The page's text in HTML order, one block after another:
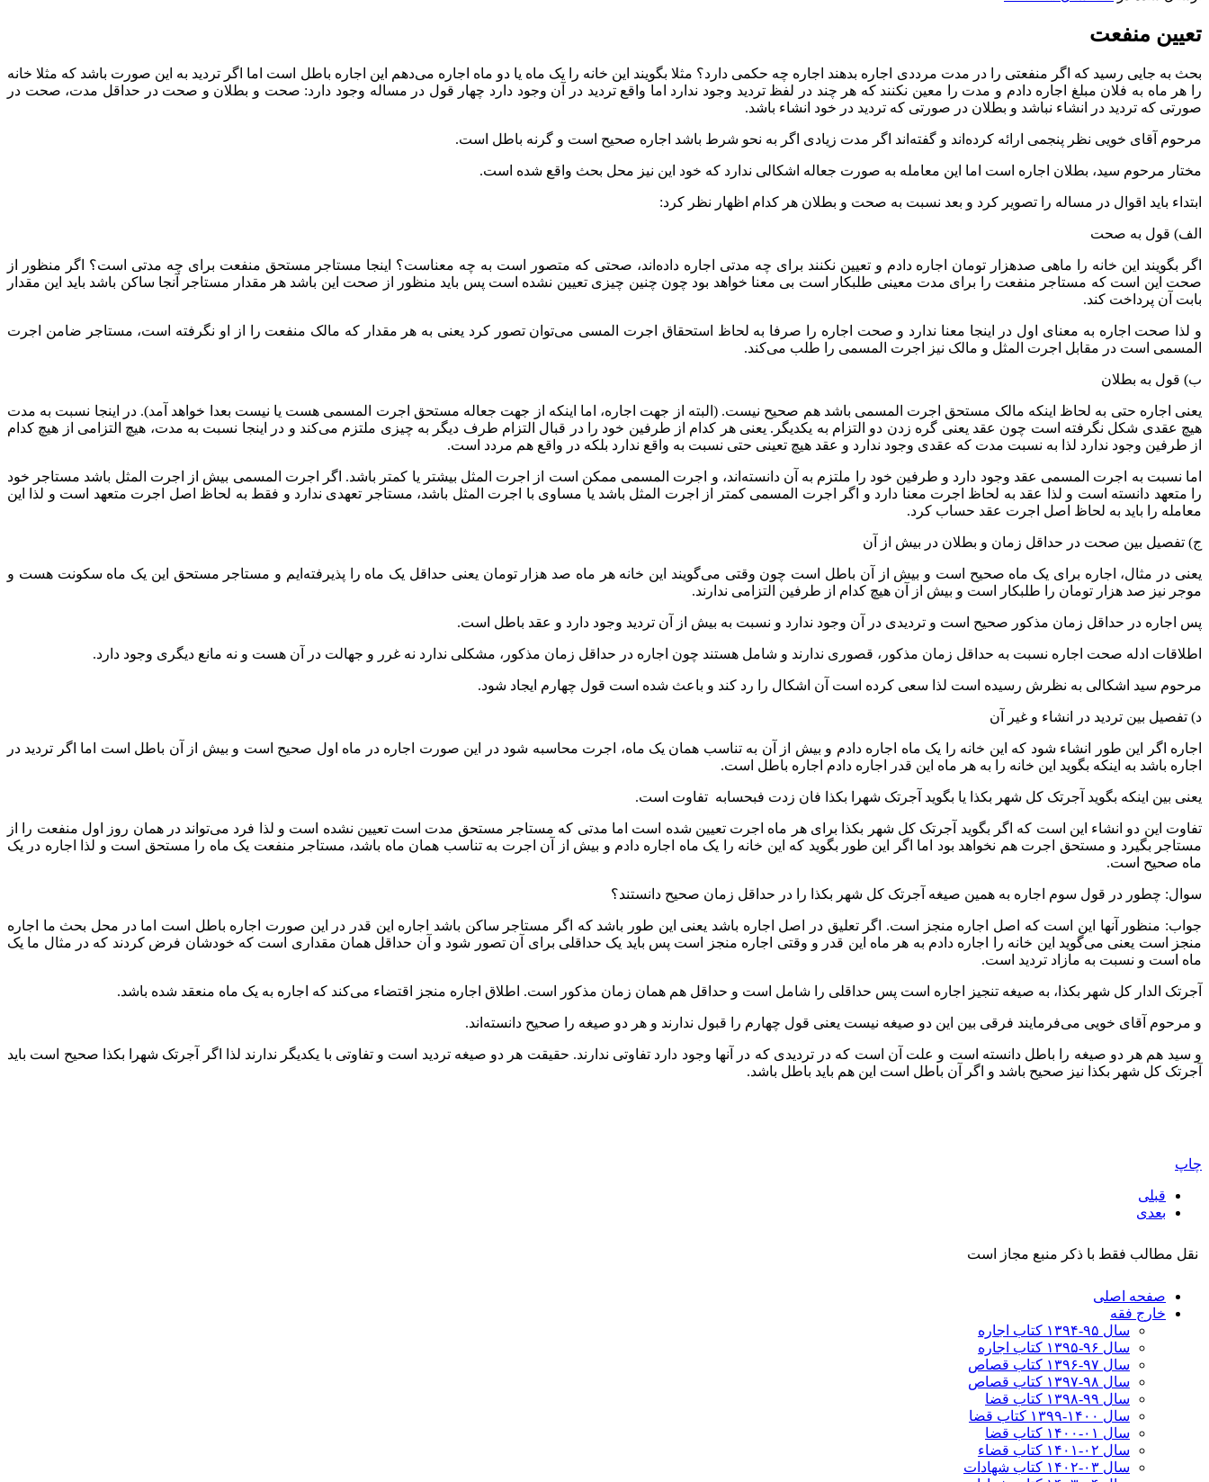
تعیین منفعت
بحث به جایی رسید که اگر منفعتی را در مدت مرددی اجاره بدهند اجاره چه حکمی دارد؟ مثلا بگویند این خانه را یک ماه یا دو ماه اجاره می‌دهم این اجاره باطل است اما اگر تردید به این صورت باشد که مثلا خانه
را هر ماه به فلان مبلغ اجاره دادم و مدت را معین نکنند که هر چند در لفظ تردید وجود ندارد اما واقع تردید در آن وجود دارد چهار قول در مساله وجود دارد: صحت و بطلان و صحت در حداقل مدت، صحت در
صورتی که تردید در انشاء نباشد و بطلان در صورتی که تردید در خود انشاء باشد.
مرحوم آقای خویی نظر پنجمی ارائه کرده‌اند و گفته‌اند اگر مدت زیادی اگر به نحو شرط باشد اجاره صحیح است و گرنه باطل است.
مختار مرحوم سید، بطلان اجاره است اما این معامله به صورت جعاله اشکالی ندارد که خود این نیز محل بحث واقع شده است.
ابتداء باید اقوال در مساله را تصویر کرد و بعد نسبت به صحت و بطلان هر کدام اظهار نظر کرد:
الف) قول به صحت
اگر بگویند این خانه را ماهی صدهزار تومان اجاره دادم و تعیین نکنند برای چه مدتی اجاره داده‌اند، صحتی که متصور است به چه معناست؟ اینجا مستاجر مستحق منفعت برای چه مدتی است؟ اگر منظور از
صحت این است که مستاجر منفعت را برای مدت معینی طلبکار است بی معنا خواهد بود چون چنین چیزی تعیین نشده است پس باید منظور از صحت این باشد هر مقدار مستاجر آنجا ساکن باشد باید این مقدار
بابت آن پرداخت کند.
و لذا صحت اجاره به معنای اول در اینجا معنا ندارد و صحت اجاره را صرفا به لحاظ استحقاق اجرت المسی می‌توان تصور کرد یعنی به هر مقدار که مالک منفعت را از او نگرفته است، مستاجر ضامن اجرت
المسمی است در مقابل اجرت المثل و مالک نیز اجرت المسمی را طلب می‌کند.
ب) قول به بطلان
یعنی اجاره حتی به لحاظ اینکه مالک مستحق اجرت المسمی باشد هم صحیح نیست. (البته از جهت اجاره، اما اینکه از جهت جعاله مستحق اجرت المسمی هست یا نیست بعدا خواهد آمد). در اینجا نسبت به مدت
هیچ عقدی شکل نگرفته است چون عقد یعنی گره زدن دو التزام به یکدیگر. یعنی هر کدام از طرفین خود را در قبال التزام طرف دیگر به چیزی ملتزم می‌کند و در اینجا نسبت به مدت، هیچ التزامی از هیچ کدام
از طرفین وجود ندارد لذا به نسبت مدت که عقدی وجود ندارد و عقد هیچ تعینی حتی نسبت به واقع ندارد بلکه در واقع هم مردد است.
اما نسبت به اجرت المسمی عقد وجود دارد و طرفین خود را ملتزم به آن دانسته‌اند، و اجرت المسمی ممکن است از اجرت المثل بیشتر یا کمتر باشد. اگر اجرت المسمی بیش از اجرت المثل باشد مستاجر خود
را متعهد دانسته است و لذا عقد به لحاظ اجرت معنا دارد و اگر اجرت المسمی کمتر از اجرت المثل باشد یا مساوی با اجرت المثل باشد، مستاجر تعهدی ندارد و فقط به لحاظ اصل اجرت متعهد است و لذا این
معامله را باید به لحاظ اصل اجرت عقد حساب کرد.
ج) تفصیل بین صحت در حداقل زمان و بطلان در بیش از آن
یعنی در مثال، اجاره برای یک ماه صحیح است و بیش از آن باطل است چون وقتی می‌گویند این خانه هر ماه صد هزار تومان یعنی حداقل یک ماه را پذیرفته‌ایم و مستاجر مستحق این یک ماه سکونت هست و
موجر نیز صد هزار تومان را طلبکار است و بیش از آن هیچ کدام از طرفین التزامی ندارند.
پس اجاره در حداقل زمان مذکور صحیح است و تردیدی در آن وجود ندارد و نسبت به بیش از آن تردید وجود دارد و عقد باطل است.
اطلاقات ادله صحت اجاره نسبت به حداقل زمان مذکور، قصوری ندارند و شامل هستند چون اجاره در حداقل زمان مذکور، مشکلی ندارد نه غرر و جهالت در آن هست و نه مانع دیگری وجود دارد.
مرحوم سید اشکالی به نظرش رسیده است لذا سعی کرده است آن اشکال را رد کند و باعث شده است قول چهارم ایجاد شود.
د) تفصیل بین تردید در انشاء و غیر آن
اجاره اگر این طور انشاء شود که این خانه را یک ماه اجاره دادم و بیش از آن به تناسب همان یک ماه، اجرت محاسبه شود در این صورت اجاره در ماه اول صحیح است و بیش از آن باطل است اما اگر تردید در
اجاره باشد به اینکه بگوید این خانه را به هر ماه این قدر اجاره دادم اجاره باطل است.
یعنی بین اینکه بگوید آجرتک کل شهر بکذا یا بگوید آجرتک شهرا بکذا فان زدت فبحسابه تفاوت است.
تفاوت این دو انشاء این است که اگر بگوید آجرتک کل شهر بکذا برای هر ماه اجرت تعیین شده است اما مدتی که مستاجر مستحق مدت است تعیین نشده است و لذا فرد می‌تواند در همان روز اول منفعت را از
مستاجر بگیرد و مستحق اجرت هم نخواهد بود اما اگر این طور بگوید که این خانه را یک ماه اجاره دادم و بیش از آن اجرت به تناسب همان ماه باشد، مستاجر منفعت یک ماه را مستحق است و لذا اجاره در یک
ماه صحیح است.
سوال: چطور در قول سوم اجاره به همین صیغه آجرتک کل شهر بکذا را در حداقل زمان صحیح دانستند؟
جواب: منظور آنها این است که اصل اجاره منجز است. اگر تعلیق در اصل اجاره باشد یعنی این طور باشد که اگر مستاجر ساکن باشد اجاره این قدر در این صورت اجاره باطل است اما در محل بحث ما اجاره
منجز است یعنی می‌گوید این خانه را اجاره دادم به هر ماه این قدر و وقتی اجاره منجز است پس باید یک حداقلی برای آن تصور شود و آن حداقل همان مقداری است که خودشان فرض کردند که در مثال ما یک
ماه است و نسبت به مازاد تردید است.
آجرتک الدار کل شهر بکذا، به صیغه تنجیز اجاره است پس حداقلی را شامل است و حداقل هم همان زمان مذکور است. اطلاق اجاره منجز اقتضاء می‌کند که اجاره به یک ماه منعقد شده باشد.
و مرحوم آقای خویی می‌فرمایند فرقی بین این دو صیغه نیست یعنی قول چهارم را قبول ندارند و هر دو صیغه را صحیح دانسته‌اند.
و سید هم هر دو صیغه را باطل دانسته است و علت آن است که در تردیدی که در آنها وجود دارد تفاوتی ندارند. حقیقت هر دو صیغه تردید است و تفاوتی با یکدیگر ندارند لذا اگر آجرتک شهرا بکذا صحیح است باید
آجرتک کل شهر بکذا نیز صحیح باشد و اگر آن باطل است این هم باید باطل باشد.
چاپ
قبلی
بعدی
نقل مطالب فقط با ذکر منبع مجاز است
صفحه اصلی
خارج فقه
سال ۹۵-۱۳۹۴ کتاب اجاره
سال ۹۶-۱۳۹۵ کتاب اجاره
سال ۹۷-۱۳۹۶ کتاب قصاص
سال ۹۸-۱۳۹۷ کتاب قصاص
سال ۹۹-۱۳۹۸‍ کتاب قضا
سال ۱۴۰۰-۱۳۹۹ کتاب قضا
سال ۰۱-۱۴۰۰ کتاب قضا
سال ۰۲-۱۴۰۱ کتاب قضاء
سال ۰۳-۱۴۰۲ کتاب شهادات